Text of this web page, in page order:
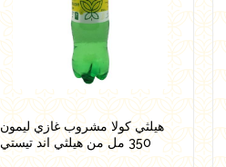
هيلثي كولا مشروب غازي ليمون
350 مل من هيلثي اند تيستي